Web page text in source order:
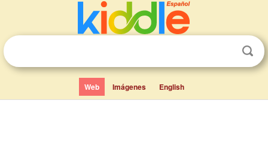
Web Imágenes English